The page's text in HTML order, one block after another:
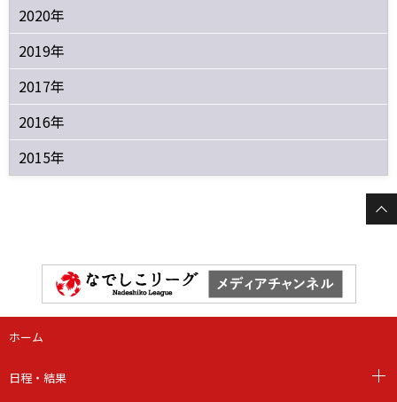
2020年
2019年
2017年
2016年
2015年
ホーム
日程・結果